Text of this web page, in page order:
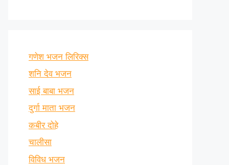
गणेश भजन लिरिक्स
शनि देव भजन
साई बाबा भजन
दुर्गा माता भजन
कबीर दोहे
चालीसा
विविध भजन